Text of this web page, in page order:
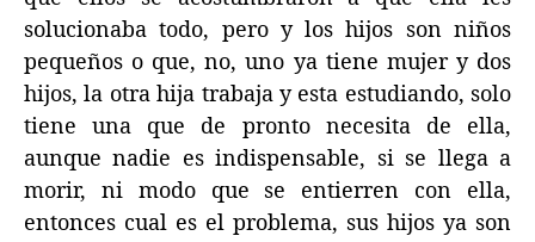
solucionaba todo, pero y los hijos son niños
pequeños o que, no, uno ya tiene mujer y dos
hijos, la otra hija trabaja y esta estudiando, solo
tiene una que de pronto necesita de ella,
aunque nadie es indispensable, si se llega a
morir, ni modo que se entierren con ella,
entonces cual es el problema, sus hijos ya son